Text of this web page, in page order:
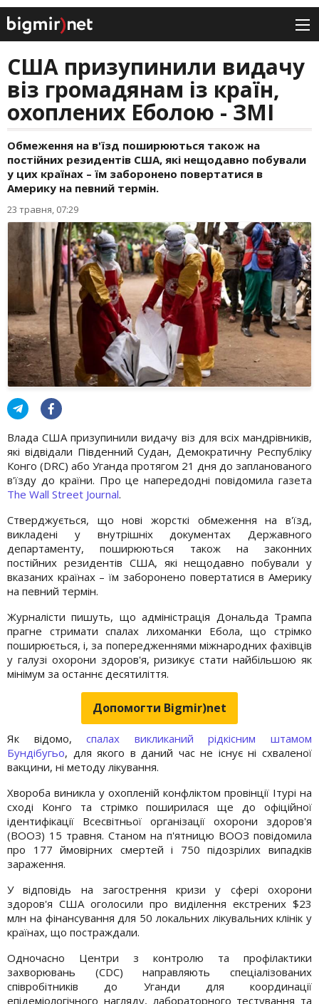
США призупинили видачу
віз громадянам із країн,
охоплених Еболою - ЗМІ
Обмеження на в'їзд поширюються також на
постійних резидентів США, які нещодавно побували
у цих країнах – їм заборонено повертатися в
Америку на певний термін.
23 травня, 07:29
Влада США призупинили видачу віз для всіх мандрівників,
які відвідали Південний Судан, Демократичну Республіку
Конго (DRC) або Уганда протягом 21 дня до запланованого
в'їзду до країни. Про це напередодні повідомила газета
The Wall Street Journal.
Стверджується, що нові жорсткі обмеження на в'їзд,
викладені у внутрішніх документах Державного
департаменту, поширюються також на законних
постійних резидентів США, які нещодавно побували у
вказаних країнах – їм заборонено повертатися в Америку
на певний термін.
Журналісти пишуть, що адміністрація Дональда Трампа
прагне стримати спалах лихоманки Ебола, що стрімко
поширюється, і, за попередженнями міжнародних фахівців
у галузі охорони здоров'я, ризикує стати найбільшою як
мінімум за останнє десятиліття.
Допомогти Bigmir)net
Як відомо,спалах викликаний рідкісним штамом
Бундібугьо, для якого в даний час не існує ні схваленої
вакцини, ні методу лікування.
Хвороба виникла у охопленій конфліктом провінції Ітурі на
сході Конго та стрімко поширилася ще до офіційної
ідентифікації Всесвітньої організації охорони здоров'я
(ВООЗ) 15 травня. Станом на п'ятницю ВООЗ повідомила
про 177 ймовірних смертей і 750 підозрілих випадків
зараження.
У відповідь на загострення кризи у сфері охорони
здоров'я США оголосили про виділення екстрених $23
млн на фінансування для 50 локальних лікувальних клінік у
країнах, що постраждали.
Одночасно Центри з контролю та профілактики
захворювань (CDC) направляють спеціалізованих
співробітників до Уганди для координації
епідеміологічного нагляду, лабораторного тестування та